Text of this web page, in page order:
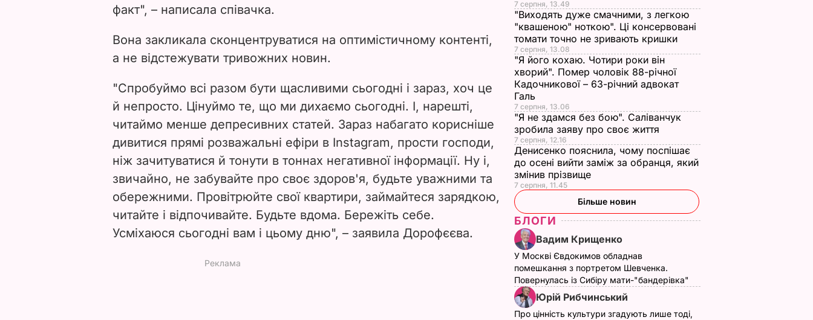
факт", – написала співачка.
Вона закликала сконцентруватися на оптимістичному контенті,
а не відстежувати тривожних новин.
"Спробуймо всі разом бути щасливими сьогодні і зараз, хоч це
й непросто. Цінуймо те, що ми дихаємо сьогодні. І, нарешті,
читаймо менше депресивних статей. Зараз набагато корисніше
дивитися прямі розважальні ефіри в Instagram, прости господи,
ніж зачитуватися й тонути в тоннах негативної інформації. Ну і,
звичайно, не забувайте про своє здоров'я, будьте уважними та
обережними. Провітрюйте свої квартири, займайтеся зарядкою,
читайте і відпочивайте. Будьте вдома. Бережіть себе.
Усміхаюся сьогодні вам і цьому дню", – заявила Дорофєєва.
7 серпня, 13.49
"Виходять дуже смачними, з легкою
"квашеною" ноткою". Ці консервовані
томати точно не зривають кришки
7 серпня, 13.08
"Я його кохаю. Чотири роки він
хворий". Помер чоловік 88-річної
Кадочникової – 63-річний адвокат
Галь
7 серпня, 13.06
"Я не здамся без бою". Саліванчук
зробила заяву про своє життя
7 серпня, 12.16
Денисенко пояснила, чому поспішає
до осені вийти заміж за обранця, який
змінив прізвище
7 серпня, 11.45
Більше новин
БЛОГИ
Вадим Крищенко
У Москві Євдокимов обладнав
помешкання з портретом Шевченка.
Повернулась із Сибіру мати-"бандерівка"
Юрій Рибчинський
Про цінність культури згадують лише тоді,